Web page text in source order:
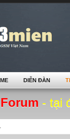
- tại
DIỄN ĐÀN